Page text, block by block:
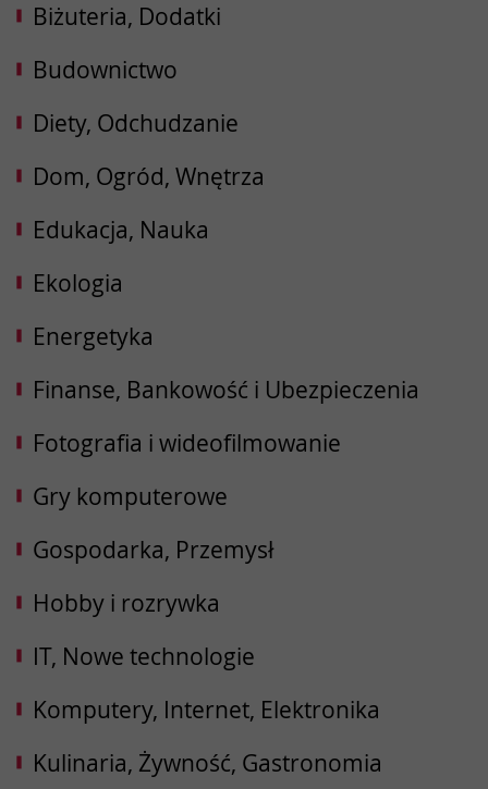
Biżuteria, Dodatki
Budownictwo
Diety, Odchudzanie
Dom, Ogród, Wnętrza
Edukacja, Nauka
Ekologia
Energetyka
Finanse, Bankowość i Ubezpieczenia
Fotografia i wideofilmowanie
Gry komputerowe
Gospodarka, Przemysł
Hobby i rozrywka
IT, Nowe technologie
Komputery, Internet, Elektronika
Kulinaria, Żywność, Gastronomia